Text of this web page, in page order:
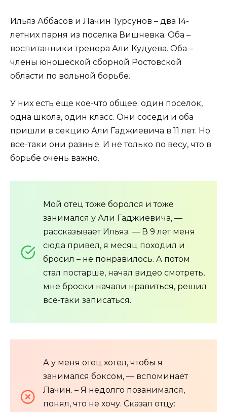
Ильяз Аббасов и Лачин Турсунов – два 14-
летних парня из поселка Вишневка. Оба –
воспитанники тренера Али Кудуева. Оба –
члены юношеской сборной Ростовской
области по вольной борьбе.
У них есть еще кое-что общее: один поселок,
одна школа, один класс. Они соседи и оба
пришли в секцию Али Гаджиевича в 11 лет. Но
все-таки они разные. И не только по весу, что в
борьбе очень важно.
Мой отец тоже боролся и тоже
занимался у Али Гаджиевича, —
рассказывает Ильяз. — В 9 лет меня
сюда привел, я месяц походил и
бросил – не понравилось. А потом
стал постарше, начал видео смотреть,
мне броски начали нравиться, решил
все-таки записаться.
А у меня отец хотел, чтобы я
занимался боксом, — вспоминает
Лачин. – Я недолго позанимался,
понял, что не хочу. Сказал отцу: